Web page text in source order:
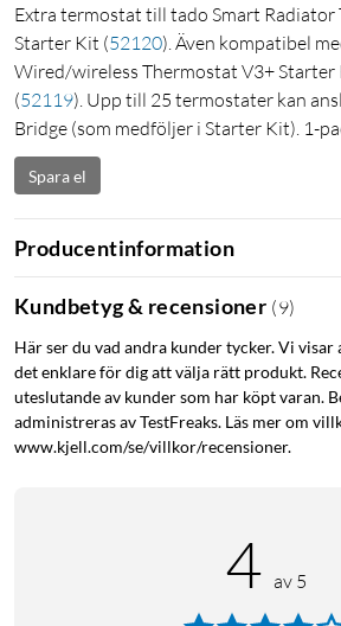
Extra termostat till tado Smart Radiator
Starter Kit (52120). Även kompatibel
Wired/wireless Thermostat V3+ Starter
(52119). Upp till 25 termostater kan
Bridge (som medföljer i Starter Kit). 1-
Spara el
Producentinformation
Kundbetyg & recensioner (9)
Här ser du vad andra kunder tycker. Vi
det enklare för dig att välja rätt produkt.
uteslutande av kunder som har köpt varan.
administreras av TestFreaks. Läs mer om
www.kjell.com/se/villkor/recensioner.
4 av 5